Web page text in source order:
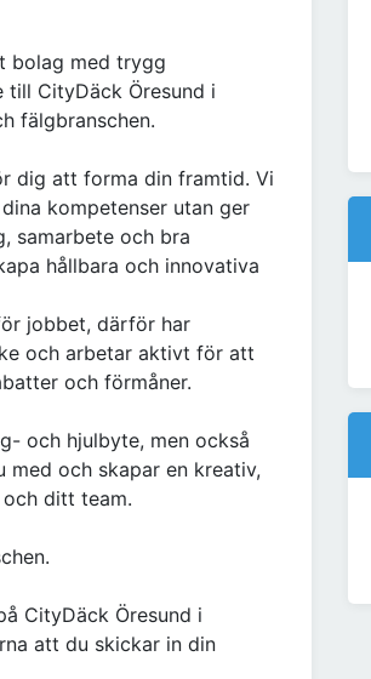
bolag med trygg
CityDäck Öresund i
fälgbranschen.
dig att forma din framtid. Vi
kompetenser utan ger
samarbete och bra
hållbara och innovativa
jobbet, därför har
och arbetar aktivt för att
och förmåner.
och hjulbyte, men också
och skapar en kreativ,
och ditt team.
CityDäck Öresund i
att du skickar in din